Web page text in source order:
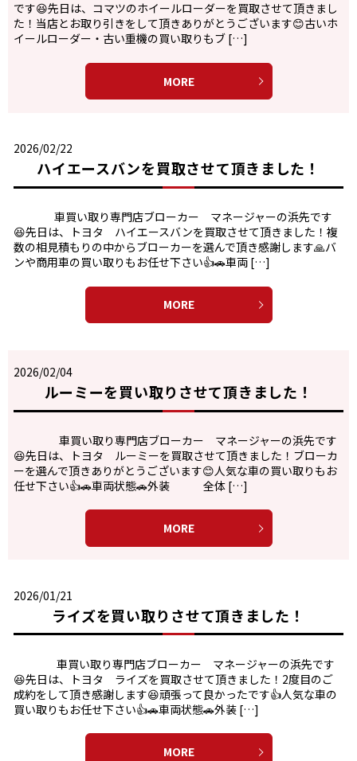
です😆先日は、コマツのホイールローダーを買取させて頂きまし
た！当店とお取り引きをして頂きありがとうございます😊古いホ
イールローダー・古い重機の買い取りもブ […]
MORE
2026/02/22
ハイエースバンを買取させて頂きました！
車買い取り専門店ブローカー マネージャーの浜先です
😆先日は、トヨタ ハイエースバンを買取させて頂きました！複
数の相見積もりの中からブローカーを選んで頂き感謝します🙏バ
ンや商用車の買い取りもお任せ下さい👍🚗車両 […]
MORE
2026/02/04
ルーミーを買い取りさせて頂きました！
車買い取り専門店ブローカー マネージャーの浜先です
😆先日は、トヨタ ルーミーを買取させて頂きました！ブローカ
ーを選んで頂きありがとうございます😊人気な車の買い取りもお
任せ下さい👍🚗車両状態🚗外装 全体 […]
MORE
2026/01/21
ライズを買い取りさせて頂きました！
車買い取り専門店ブローカー マネージャーの浜先です
😆先日は、トヨタ ライズを買取させて頂きました！2度目のご
成約をして頂き感謝します😆頑張って良かったです👍人気な車の
買い取りもお任せ下さい👍🚗車両状態🚗外装 […]
MORE